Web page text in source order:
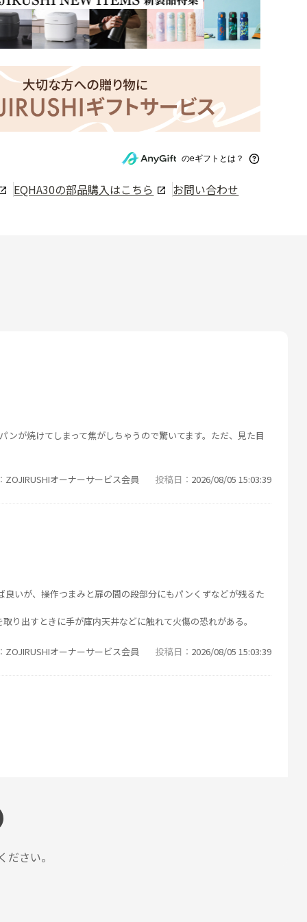
のeギフトとは？
EQHA30の部品購入はこちら お問い合わせ
が焼けてしまって焦がしちゃうので驚いてます。ただ、見た目
ZOJIRUSHIオーナーサービス会員 投稿日 2026/08/05 15:03:39
いが、操作つまみと扉の間の段部分にもパンくずなどが残るた
出すときに手が庫内天井などに触れて火傷の恐れがある。
ZOJIRUSHIオーナーサービス会員 投稿日 2026/08/05 15:03:39
ださい。